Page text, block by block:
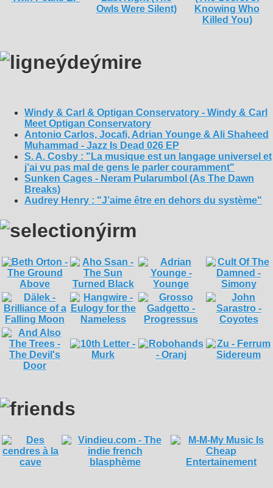
Windy & Carl & Optigan Conservatory - Windy & Carl
Meet Optigan Conservatory
Antonio Carlos, Jocafi, Adrian Younge & Ali Shaheed
Muhammad - Jazz Is Dead 026 EP
S. A. Cosby : "La musique est un langage universel et
j’ai vu pas mal de gens le parler couramment"
Sunken Cages - Neram Pularumbol (As The Dawn
Breaks)
Audrey Henry : "J’aime être en dehors du système"